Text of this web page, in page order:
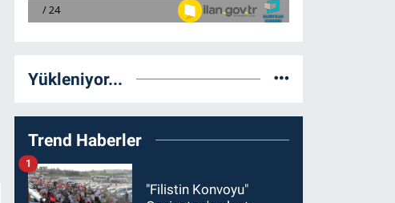
Yükleniyor...
Trend Haberler
"Filistin Konvoyu"
1